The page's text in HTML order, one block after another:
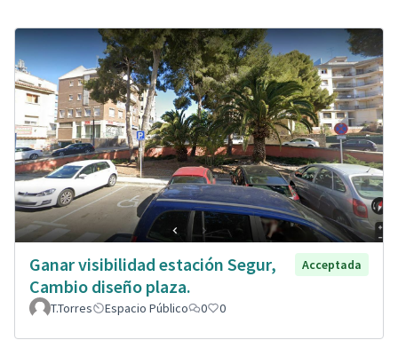
Ganar visibilidad estación Segur,
Cambio diseño plaza.
Acceptada
T.Torres Espacio Público 0 0